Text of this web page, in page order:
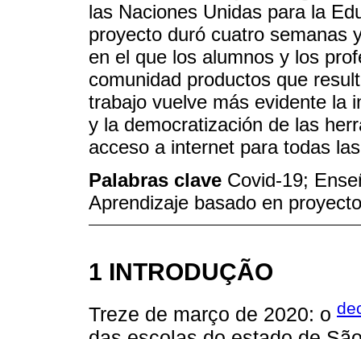
las Naciones Unidas para la
proyecto duró cuatro semanas
en el que los alumnos y los
comunidad productos que
trabajo vuelve más evidente la
y la democratización de las
acceso a internet para todas
Palabras clave Covid-19;
Aprendizaje basado en
1 INTRODUÇÃO
Treze de março de 2020: o